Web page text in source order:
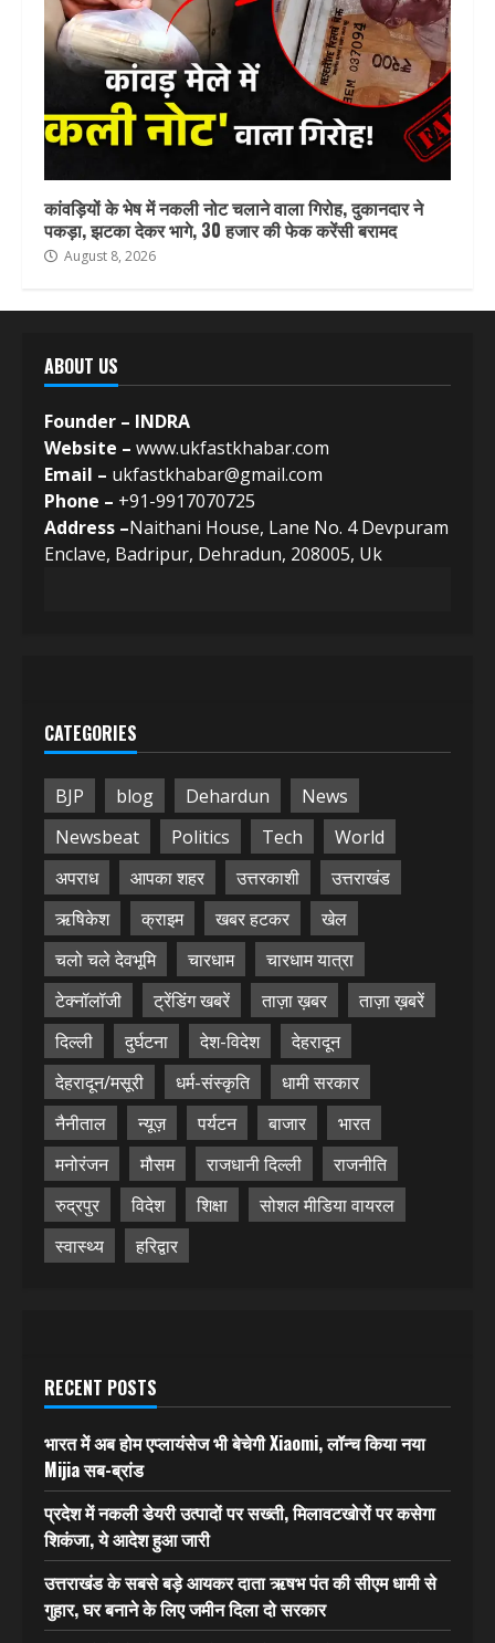
कांवड़ियों के भेष में नकली नोट चलाने वाला गिरोह, दुकानदार ने
पकड़ा, झटका देकर भागे, 30 हजार की फेक करेंसी बरामद
August 8, 2026
ABOUT US
Founder – INDRA
Website – www.ukfastkhabar.com
Email – ukfastkhabar@gmail.com
Phone – +91-9917070725
Address –Naithani House, Lane No. 4 Devpuram
Enclave, Badripur, Dehradun, 208005, Uk
CATEGORIES
BJP blog Dehardun
News
Newsbeat
Politics Tech
World
अपराध
आपका शहर उत्तरकाशी
उत्तराखंड
ऋषिकेश
क्राइम खबर हटकर
खेल
चलो चले देवभूमि
चारधाम
चारधाम यात्रा
टेक्नॉलॉजी
ट्रेंडिंग खबरें ताज़ा ख़बर
ताज़ा ख़बरें
दिल्ली
दुर्घटना देश-विदेश
देहरादून
देहरादून/मसूरी
धर्म-संस्कृति
धामी सरकार
नैनीताल
न्यूज़ पर्यटन बाजार
भारत
मनोरंजन
मौसम राजधानी दिल्ली
राजनीति
रुद्रपुर
विदेश शिक्षा
सोशल मीडिया वायरल
स्वास्थ्य
हरिद्वार
RECENT POSTS
भारत में अब होम एप्लायंसेज भी बेचेगी Xiaomi, लॉन्च किया नया
Mijia सब-ब्रांड
प्रदेश में नकली डेयरी उत्पादों पर सख्ती, मिलावटखोरों पर कसेगा
शिकंजा, ये आदेश हुआ जारी
उत्तराखंड के सबसे बड़े आयकर दाता ऋषभ पंत की सीएम धामी से
गुहार, घर बनाने के लिए जमीन दिला दो सरकार